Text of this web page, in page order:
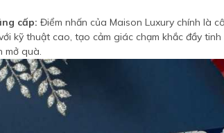
cấp: Điểm nhấn của Maison Luxury chính là
kỹ thuật cao, tạo cảm giác chạm khắc đầy
mở quà.